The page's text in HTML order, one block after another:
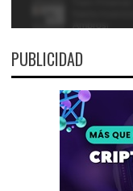
PUBLICIDAD